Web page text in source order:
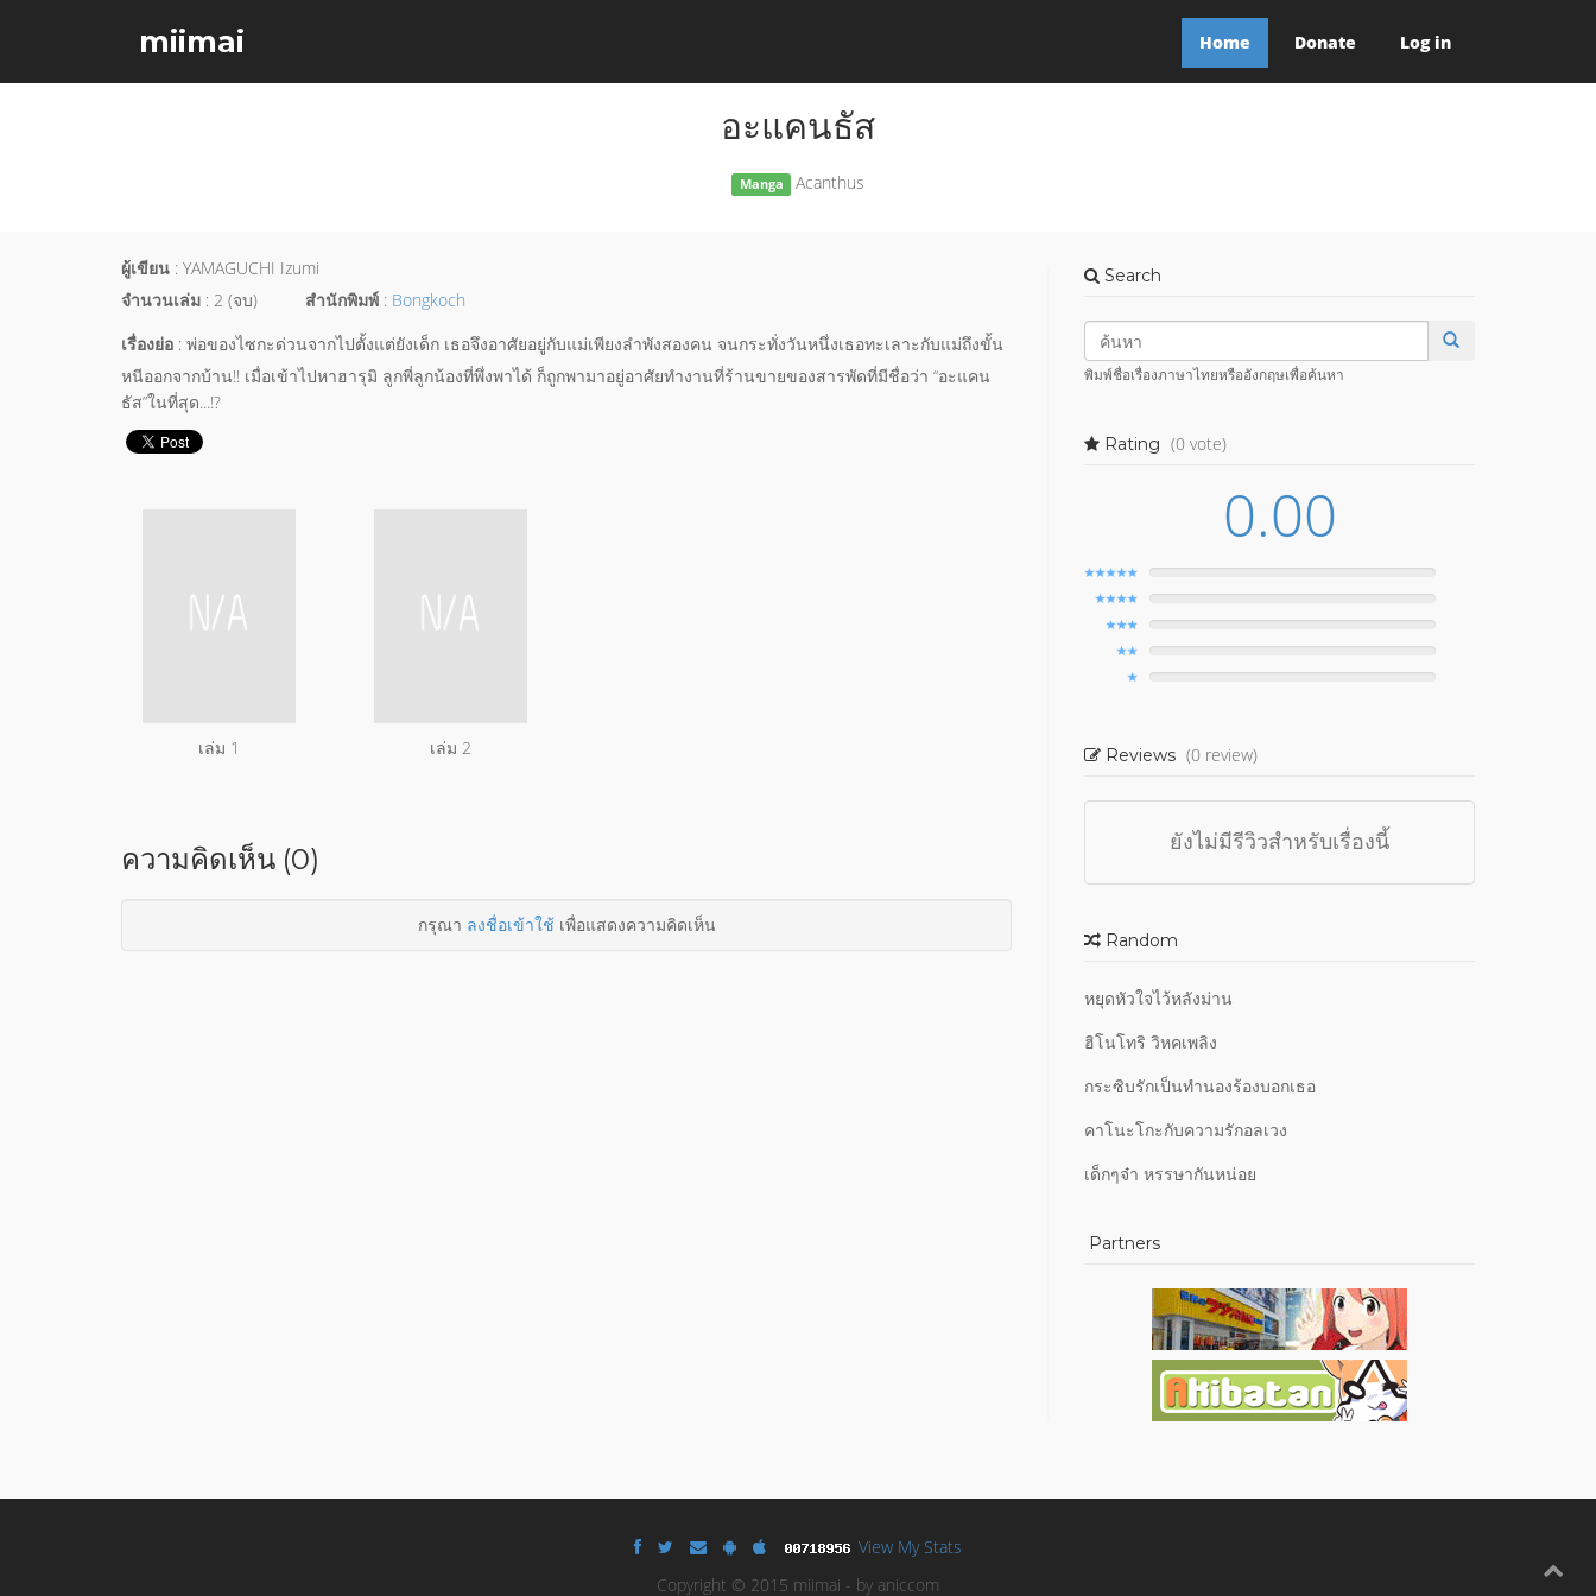
miimai Home Donate Log in
อะแคนธัส
Manga Acanthus
ผู้เขียน : YAMAGUCHI Izumi
จำนวนเล่ม : 2 (จบ) สำนักพิมพ์ : Bongkoch
เรื่องย่อ : พ่อของไซกะด่วนจากไปตั้งแต่ยังเด็ก เธอจึงอาศัยอยู่กับแม่เพียงลำพังสองคน จนกระทั่งวันหนึ่งเธอทะเลาะกับแม่ถึงขั้น
หนีออกจากบ้าน!! เมื่อเข้าไปหาฮารุมิ ลูกพี่ลูกน้องที่พึ่งพาได้ ก็ถูกพามาอยู่อาศัยทำงานที่ร้านขายของสารพัดที่มีชื่อว่า “อะแคน
ธัส”ในที่สุด...!?
เล่ม 1 เล่ม 2
ความคิดเห็น (0)
กรุณา ลงชื่อเข้าใช้เพื่อแสดงความคิดเห็น
Search
พิมพ์ชื่อเรื่องภาษาไทยหรืออังกฤษเพื่อค้นหา
Rating (0 vote)
0.00
Reviews (0 review)
ยังไม่มีรีวิวสำหรับเรื่องนี้
Random
หยุดหัวใจไว้หลังม่าน
ฮิโนโทริ วิหคเพลิง
กระซิบรักเป็นทำนองร้องบอกเธอ
คาโนะโกะกับความรักอลเวง
เด็กๆจ๋า หรรษากันหน่อย
Partners
View My Stats
Copyright © 2015 miimai - by aniccom